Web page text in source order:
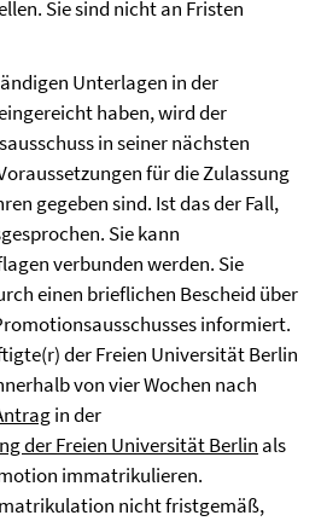
Sie sind nicht an Fristen
Unterlagen in der
haben, wird der
in seiner nächsten
für die Zulassung
gegeben sind. Ist das der Fall,
Sie kann
verbunden werden. Sie
einen brieflichen Bescheid über
informiert.
der Freien Universität Berlin
von vier Wochen nach
in der
der Freien Universität Berlin als
immatrikulieren.
nicht fristgemäß,